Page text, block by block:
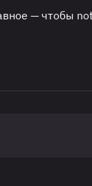
— чтобы